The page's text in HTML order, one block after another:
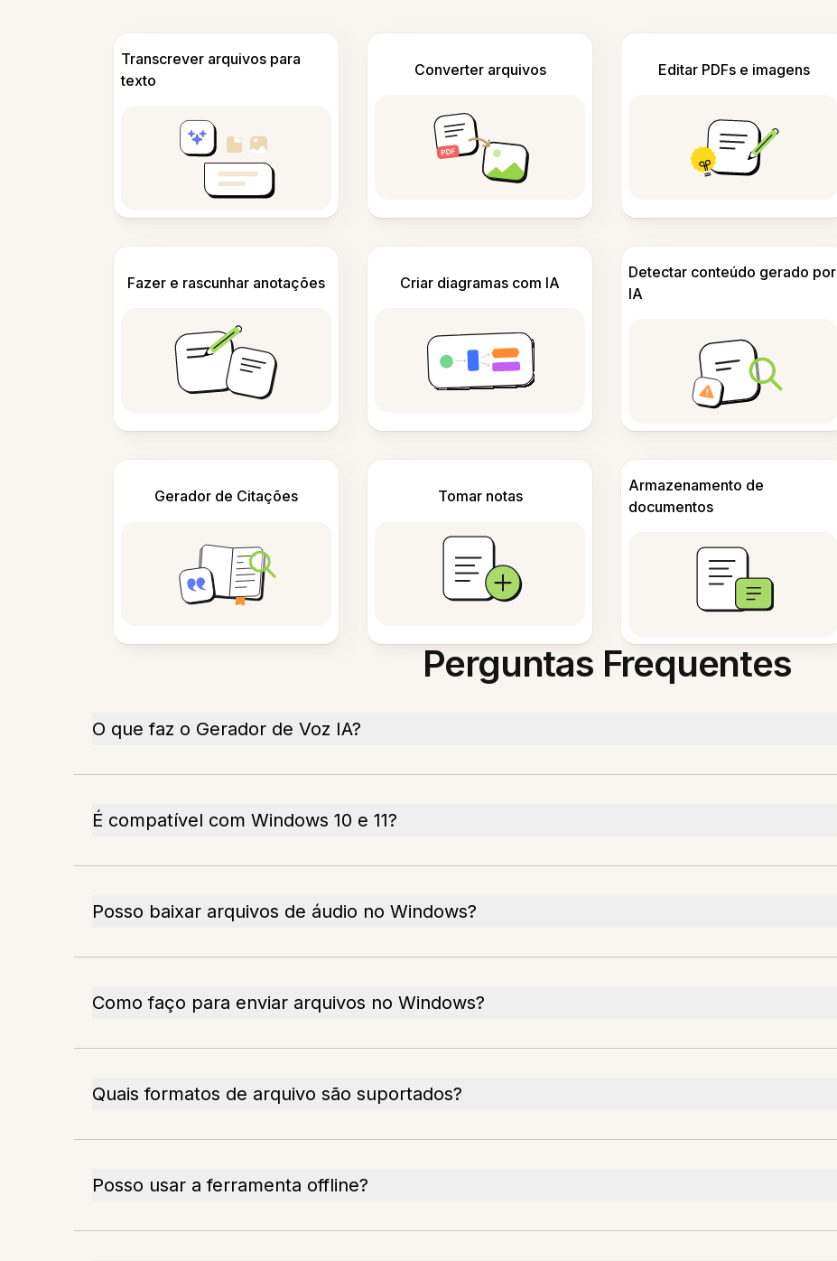
Transcrever arquivos para
texto
Converter arquivos Editar PDFs e imagens
Fazer e rascunhar anotações Criar diagramas com IA
Detectar conteúdo gerado por
IA
Gerador de Citações Tomar notas
Armazenamento de
documentos
Perguntas Frequentes
O que faz o Gerador de Voz IA?
É compatível com Windows 10 e 11?
Posso baixar arquivos de áudio no Windows?
Como faço para enviar arquivos no Windows?
Quais formatos de arquivo são suportados?
Posso usar a ferramenta offline?